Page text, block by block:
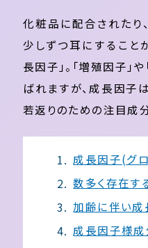
化粧品に配合されたり
少しずつ耳にすること
長因子」。「増殖因子」
ばれますが、成長因子
若返りのための注目成分
成長因子(グ
数多く存在す
加齢に伴い成
成長因子様成